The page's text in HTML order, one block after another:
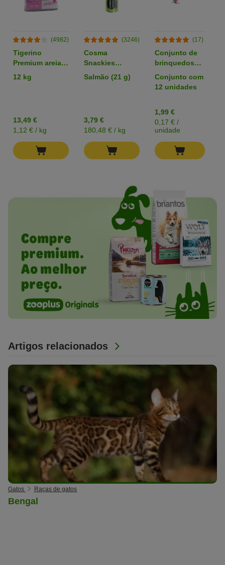
Artigos relacionados
Gatos Raças de gatos
Bengal
(4982)
Tigerino
Premium areia
com aroma a
talco
12 kg
13,49 €
1,12 € / kg
(3246)
Cosma
Snackies
snacks
liofilizados para
Salmão (21 g)
3,79 €
180,48 € / kg
(17)
Conjunto de
brinquedos
com bolas e
ratos para
Conjunto com
12 unidades
1,99 €
0,17 € /
unidade